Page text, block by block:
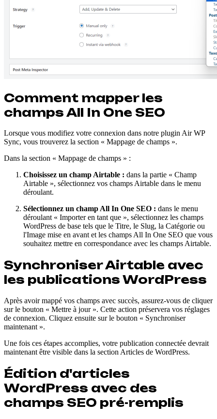
Comment mapper les
champs All In One SEO
Lorsque vous modifiez votre connexion dans notre plugin Air WP
Sync, vous trouverez la section « Mappage de champs ».
Dans la section « Mappage de champs » :
Choisissez un champ Airtable : dans la partie « Champ
Airtable », sélectionnez vos champs Airtable dans le menu
déroulant.
Sélectionnez un champ All In One SEO : dans le menu
déroulant « Importer en tant que », sélectionnez les champs
WordPress de base tels que le Titre, le Slug, la Catégorie ou
l'Image mise en avant et les champs All In One SEO que vous
souhaitez mettre en correspondance avec les champs Airtable.
Synchroniser Airtable avec
les publications WordPress
Après avoir mappé vos champs avec succès, assurez-vous de cliquer
sur le bouton « Mettre à jour ». Cette action préservera vos réglages
de connexion. Cliquez ensuite sur le bouton « Synchroniser
maintenant ».
Une fois ces étapes accomplies, votre publication connectée devrait
maintenant être visible dans la section Articles de WordPress.
Édition d'articles
WordPress avec des
champs SEO pré-remplis